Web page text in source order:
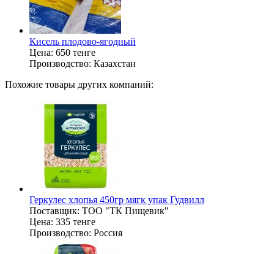
Кисель плодово-ягодный
Цена: 650 тенге
Производство: Казахстан
Похожие товары других компаний:
Геркулес хлопья 450гр мягк упак Гудвилл
Поставщик: ТОО "ТК Пищевик"
Цена: 335 тенге
Производство: Россия